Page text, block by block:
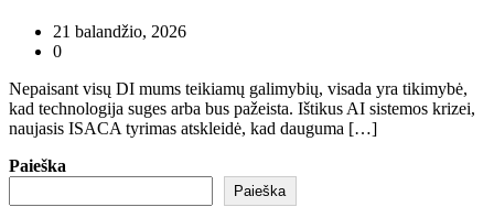
21 balandžio, 2026
0
Nepaisant visų DI mums teikiamų galimybių, visada yra tikimybė,
kad technologija suges arba bus pažeista. Ištikus AI sistemos krizei,
naujasis ISACA tyrimas atskleidė, kad dauguma […]
Paieška
Paieška